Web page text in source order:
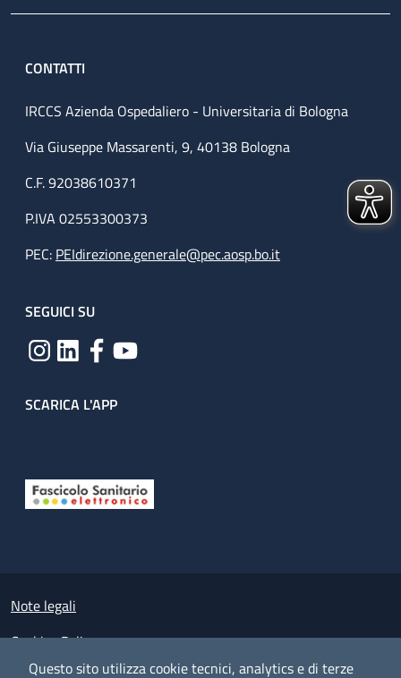
Questo sito utilizza cookie tecnici, analytics e di terze
CONTATTI
IRCCS Azienda Ospedaliero - Universitaria di Bologna
Via Giuseppe Massarenti, 9, 40138 Bologna
C.F. 92038610371
P.IVA 02553300373
PEC: PEIdirezione.generale@pec.aosp.bo.it
SEGUICI SU
SCARICA L'APP
Small prints
Note legali
Cookies Policy